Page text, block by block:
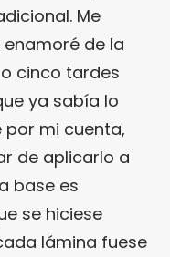
Me
de la
cinco tardes
ya sabía lo
mi cuenta,
de aplicarlo a
base es
se hiciese
lámina fuese